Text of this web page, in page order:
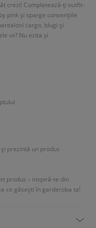
crezi! Completează-ți outfit-
pink și sparge convențiile
cargo, blugi și
vii? Nu ezita și
prezintă un produs
produs – inspiră-te din
ce găsești în garderoba ta!